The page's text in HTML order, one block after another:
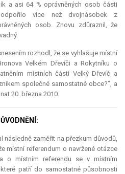
a asi 64 % oprávněných osob části
více než dvojnásobek z
osob. Znovu zdůraznil, že
rozhodl, že se vyhlašuje místní
Velkém Dřevíči a Rokytníku o
místních částí Velký Dřevíč a
společné samostatné obce?”, a
20. března 2010.
následně zaměřit na přezkum důvodů,
místníreferendum o navržené otázce
o místním referendu se v místním
patří do samostatné působnosti